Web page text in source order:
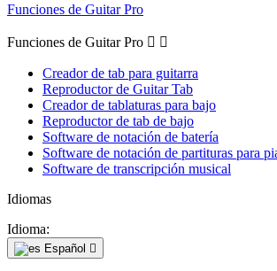
Funciones de Guitar Pro
Funciones de Guitar Pro  
Creador de tab para guitarra
Reproductor de Guitar Tab
Creador de tablaturas para bajo
Reproductor de tab de bajo
Software de notación de batería
Software de notación de partituras para
Software de transcripción musical
Idiomas
Idioma:
Español 